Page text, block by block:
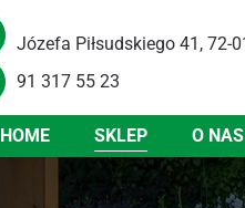
Józefa Piłsudskiego 41, 72-
91 317 55 23
HOME SKLEP O NAS